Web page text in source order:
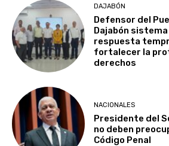
DAJABÓN
Defensor del
Dajabón
respuesta
fortalecer la
derechos
NACIONALES
Presidente del
no deben
Código Penal